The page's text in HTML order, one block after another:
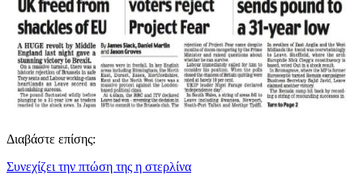
Διαβάστε επίσης:
Συνεχίζει την πτώση της η στερλίνα